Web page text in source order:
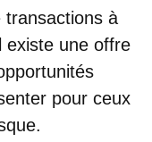
transactions à
existe une offre
pour ceux